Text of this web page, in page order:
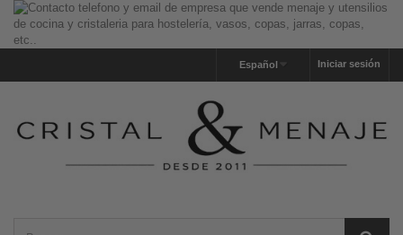
Iniciar sesión
Español